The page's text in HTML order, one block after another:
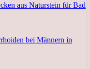
aus Naturstein für Bad
bei Männern in